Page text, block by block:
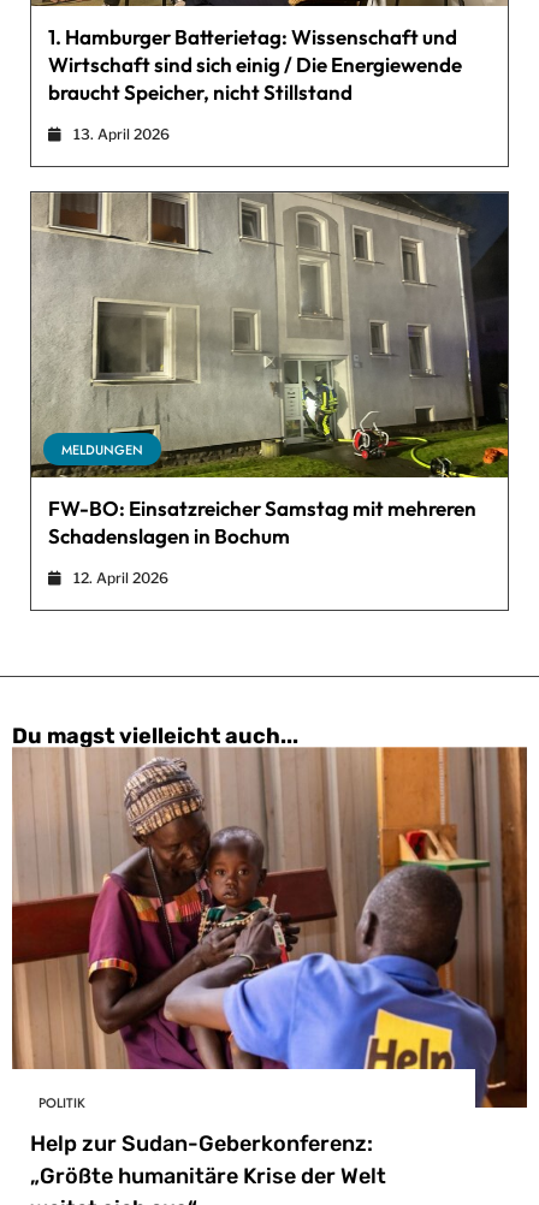
1. Hamburger Batterietag: Wissenschaft und
Wirtschaft sind sich einig / Die Energiewende
braucht Speicher, nicht Stillstand
13. April 2026
MELDUNGEN
FW-BO: Einsatzreicher Samstag mit mehreren
Schadenslagen in Bochum
12. April 2026
Du magst vielleicht auch...
POLITIK
Help zur Sudan-Geberkonferenz:
„Größte humanitäre Krise der Welt